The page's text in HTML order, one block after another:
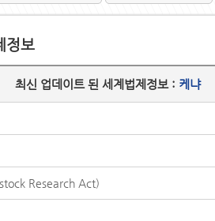
정보
최신 업데이트 된 세계법제정보 : 케냐
Research Act)